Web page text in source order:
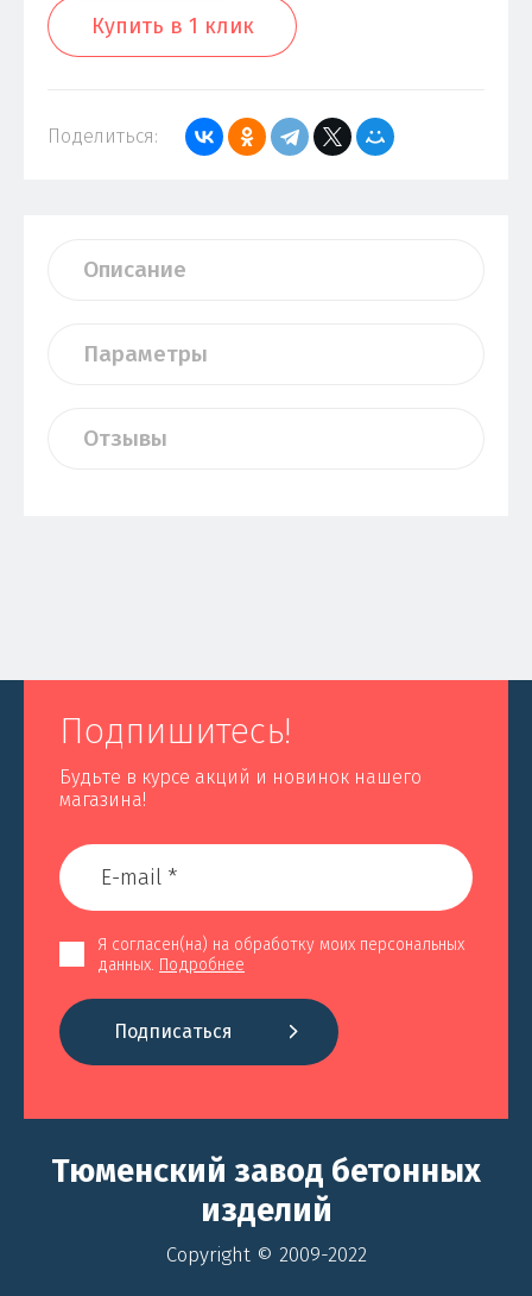
Купить в 1 клик
Поделиться:
Описание
Параметры
Отзывы
Подпишитесь!
Будьте в курсе акций и новинок нашего
магазина!
Я согласен(на) на обработку моих персональных
данных. Подробнее
Подписаться
Тюменский завод бетонных
изделий
Copyright © 2009-2022